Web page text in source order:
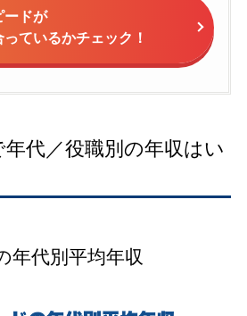
ードが
っているかチェック！
代／役職別の年収はい
年代別平均年収